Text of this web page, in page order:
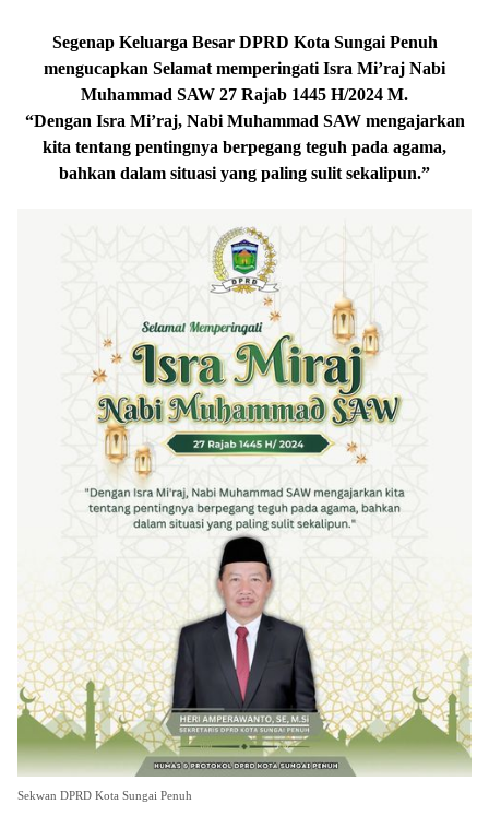
Segenap Keluarga Besar DPRD Kota Sungai Penuh
mengucapkan Selamat memperingati Isra Mi’raj Nabi
Muhammad SAW 27 Rajab 1445 H/2024 M.
“Dengan Isra Mi’raj, Nabi Muhammad SAW mengajarkan
kita tentang pentingnya berpegang teguh pada agama,
bahkan dalam situasi yang paling sulit sekalipun.”
Sekwan DPRD Kota Sungai Penuh